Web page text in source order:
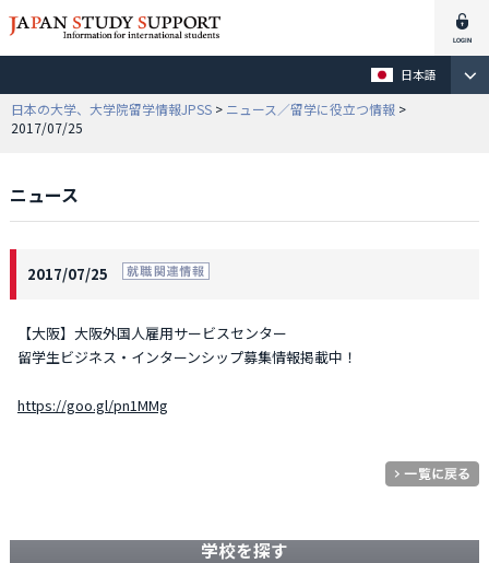
日本語
日本の大学、大学院留学情報JPSS > ニュース／留学に役立つ情報 >
2017/07/25
ニュース
2017/07/25
【大阪】大阪外国人雇用サービスセンター
留学生ビジネス・インターンシップ募集情報掲載中！
https://goo.gl/pn1MMg
学校を探す